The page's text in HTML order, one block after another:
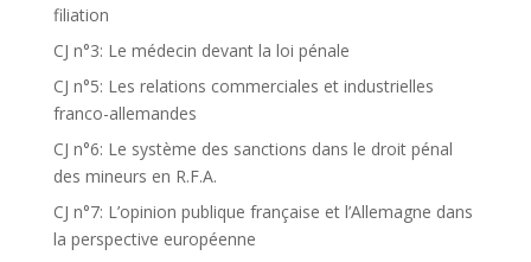
filiation
CJ n°3: Le médecin devant la loi pénale
CJ n°5: Les relations commerciales et industrielles
franco-allemandes
CJ n°6: Le système des sanctions dans le droit pénal
des mineurs en R.F.A.
CJ n°7: L’opinion publique française et l’Allemagne dans
la perspective européenne